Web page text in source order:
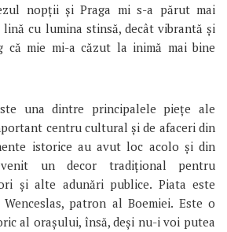
nopții și Praga mi s-a părut mai
lină cu lumina stinsă, decât vibrantă și
că mie mi-a căzut la inimă mai bine
una dintre principalele piețe ale
centru cultural și de afaceri din
istorice au avut loc acolo și din
un decor tradițional pentru
și alte adunări publice. Piata este
patron al Boemiei. Este o
al orașului, însă, deși nu-i voi putea